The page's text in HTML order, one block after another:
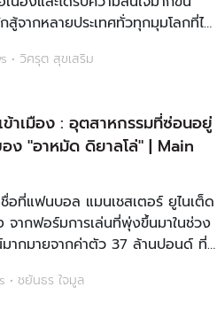
จากหลายประเทศทั่วทุกมุมโลกที่ได้
ทางกายภาพของนั...
• วิศรุต สุขเสริม
าเมือง : อุตสาหกรรมที่ซ่อนอยู่
ง "อาหมัด ดิยาลโล่" | Main
อที่แฟนบอล แมนเชสเตอร์ ยูไนเต็ด
ากฟอร์มการเล่นที่พุ่งขึ้นมาในช่วง
ากมายจากค่าตัว 37 ล้านปอนด์ ที่
ทีมปีศาจแดงเต็ม...
• ชยันธร ใจมูล